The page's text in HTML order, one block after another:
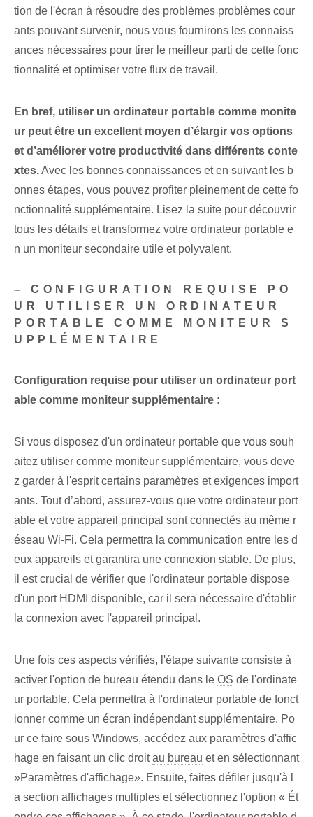
tion de l'écran à résoudre des problèmes ⁤problèmes cour
ants pouvant survenir, nous vous fournirons les connaiss
ances nécessaires⁢ pour tirer le meilleur parti de cette fonc
tionnalité et optimiser votre flux de travail.
En bref, utiliser un ordinateur portable comme monite
ur peut être un excellent moyen d’élargir vos options
et d’améliorer votre productivité dans différents conte
xtes.Avec les bonnes connaissances et en suivant les b
onnes étapes, vous pouvez profiter pleinement de cette fo
nctionnalité supplémentaire. Lisez la suite pour découvrir
tous les détails et transformez votre ordinateur portable e
n un moniteur secondaire utile et polyvalent.
– CONFIGURATION REQUISE PO
UR UTILISER UN ORDINATEUR
PORTABLE COMME MONITEUR S
UPPLÉMENTAIRE
Configuration requise pour⁤ utiliser un ordinateur port
able comme moniteur supplémentaire :
Si vous disposez d'un ordinateur portable que vous souh
aitez utiliser comme moniteur supplémentaire, vous deve
z garder à l'esprit certains paramètres et exigences import
ants. Tout d’abord, assurez-vous que votre ordinateur port
able et votre appareil principal sont connectés au même r
éseau Wi-Fi. Cela permettra la communication entre les d
eux appareils et garantira une connexion stable. De plus,
il est crucial de vérifier que l'ordinateur portable dispose
d'un port HDMI disponible, car il sera nécessaire d'établir
la connexion avec l'appareil principal.
Une fois ces aspects vérifiés⁢, l'étape suivante consiste à
activer l'option de bureau étendu‌ dans le OS de l'ordinate
ur portable. Cela permettra à l'ordinateur portable de fonct
ionner comme un écran indépendant supplémentaire. Po
ur ce faire sous Windows, accédez aux paramètres d'affic
hage⁤ en faisant un clic droitau bureau et en sélectionnant
⁣»Paramètres d'affichage». Ensuite, faites défiler jusqu'à l
a section affichages multiples et sélectionnez l'option « Ét